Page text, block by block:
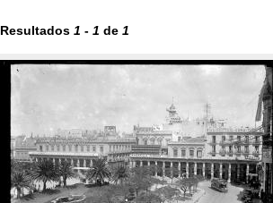
Resultados 1 - 1 de 1